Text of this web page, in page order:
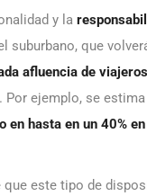
y la
suburbano, que
afluencia de
Por ejemplo, se
hasta en un 40%
que este tipo de